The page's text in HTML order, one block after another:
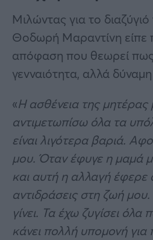
Μιλώντας για το
Θοδωρή Μαραντίνη είπε
απόφαση που θεωρεί πως
γενναιότητα, αλλά
«Η ασθένεια της
αντιμετωπίσω όλα τα
είναι λιγότερα βαριά.
μου. Όταν έφυγε η μαμά
και αυτή η αλλαγή έφερε
αντιδράσεις στη ζωή
γίνει. Τα έχω ζυγίσει
κάνει πολλή υπομονή για